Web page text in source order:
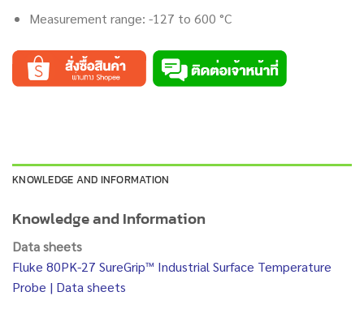
Measurement range: -127 to 600 °C
KNOWLEDGE AND INFORMATION
Knowledge and Information
Data sheets
Fluke 80PK-27 SureGrip™ Industrial Surface Temperature
Probe | Data sheets